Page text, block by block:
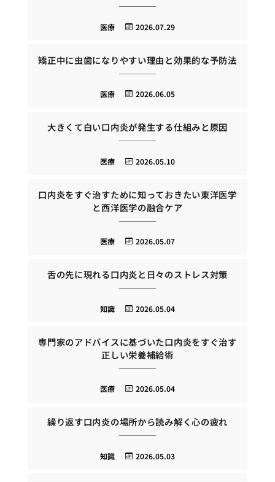
2026.07.29
医療
矯正中に虫歯になりやすい理由と効果的な予防法
2026.06.05
医療
大きくて白い口内炎が発生する仕組みと原因
2026.05.10
医療
口内炎をすぐ治すために知っておきたい東洋医学
と西洋医学の融合ケア
2026.05.07
医療
舌の先に現れる口内炎と日々のストレス対策
2026.05.04
知識
専門家のアドバイスに基づいた口内炎をすぐ治す
正しい栄養補給術
2026.05.04
医療
繰り返す口内炎の場所から読み解く心の疲れ
2026.05.03
知識